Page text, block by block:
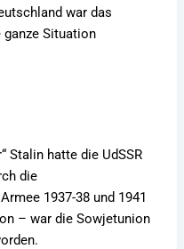
war das
ganze Situation
Stalin hatte die UdSSR
die
1937-38 und 1941
– war die Sowjetunion